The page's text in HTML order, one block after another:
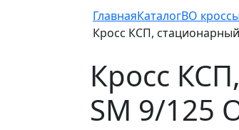
ГлавнаяКаталогВО
Кросс КСП,
Кросс
SM 9/125